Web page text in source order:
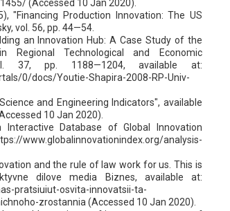
(Accessed 10 Jan 2020).
"Financing Production Innovation: The US
vol. 56, pp. 44—54.
an Innovation Hub: A Case Study of the
Regional Technological and Economic
37, pp. 1188—1204, available at:
0/docs/Youtie-Shapira-2008-RP-Univ-
and Engineering Indicators", available
10 Jan 2020).
Database of Global Innovation
www.globalinnovationindex.org/analysis-
and the rule of law work for us. This is
dilove media Biznes, available at:
pratsiuiut-osvita-innovatsii-ta-
zrostannia (Accessed 10 Jan 2020).